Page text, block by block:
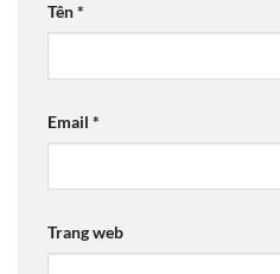
Tên*
Email *
Trang web